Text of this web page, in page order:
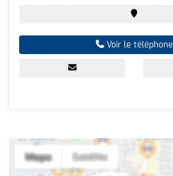
Voir le téléphone